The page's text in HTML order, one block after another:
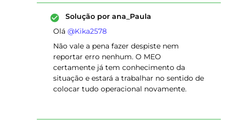
Solução por ana_Paula
Olá ​ @Kika2578
Não vale a pena fazer despiste nem
reportar erro nenhum. O MEO
certamente já tem conhecimento da
situação e estará a trabalhar no sentido de
colocar tudo operacional novamente.